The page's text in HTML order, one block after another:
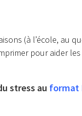
(à l’école, au
pour aider
stress au format